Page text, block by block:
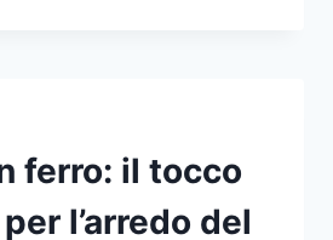
ferro: il tocco
l’arredo del